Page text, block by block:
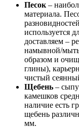
Песок –
материала.
используется
доставляем –
намывной/
образом и
глины),
чистый
Щебень –
камешков
наличие есть
щебень
мм.